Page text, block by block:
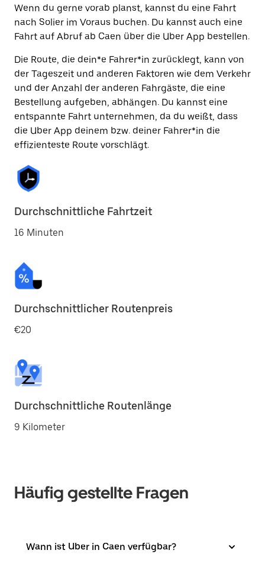
Wenn du gerne vorab planst, kannst du eine Fahrt
nach Solier im Voraus buchen. Du kannst auch eine
Fahrt auf Abruf ab Caen über die Uber App bestellen.
Die Route, die dein*e Fahrer*in zurücklegt, kann von
der Tageszeit und anderen Faktoren wie dem Verkehr
und der Anzahl der anderen Fahrgäste, die eine
Bestellung aufgeben, abhängen. Du kannst eine
entspannte Fahrt unternehmen, da du weißt, dass
die Uber App deinem bzw. deiner Fahrer*in die
effizienteste Route vorschlägt.
Durchschnittliche Fahrtzeit
16 Minuten
Durchschnittlicher Routenpreis
€20
Durchschnittliche Routenlänge
9 Kilometer
Häufig gestellte Fragen
Wann ist Uber in Caen verfügbar?